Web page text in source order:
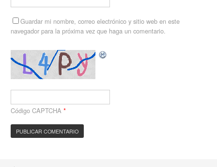
Guardar mi nombre, correo electrónico y sitio web en este
navegador para la próxima vez que haga un comentario.
Código CAPTCHA *